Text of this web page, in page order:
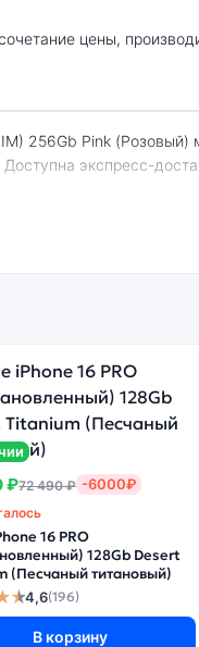
экспресс-
стоить дешевле, но
₽72 490 ₽ -6000₽
16 PRO
128Gb Desert
(Песчаный титановый)
4,6(196)
В корзину